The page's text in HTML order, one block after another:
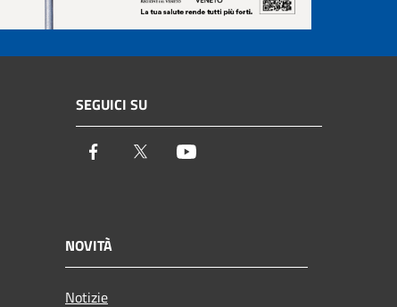
SEGUICI SU
Facebook Twitter
NOVITÀ
Notizie